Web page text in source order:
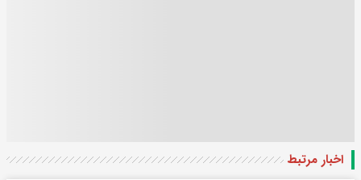
اخبار مرتبط